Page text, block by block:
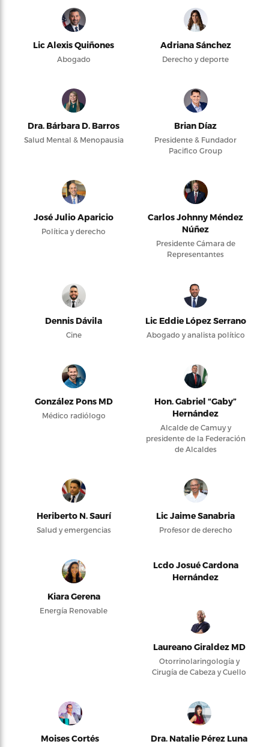
Lic Alexis Quiñones
Abogado
Adriana Sánchez
Derecho y deporte
Dra. Bárbara D. Barros
Salud Mental & Menopausia
Brian Díaz
Presidente & Fundador
Pacifico Group
José Julio Aparicio
Política y derecho
Carlos Johnny Méndez
Núñez
Presidente Cámara de
Representantes
Dennis Dávila
Cine
Lic Eddie López Serrano
Abogado y analista político
González Pons MD
Médico radiólogo
Hon. Gabriel “Gaby”
Hernández
Alcalde de Camuy y
presidente de la Federación
de Alcaldes
Heriberto N. Saurí
Salud y emergencias
Lic Jaime Sanabria
Profesor de derecho
Kiara Gerena
Energía Renovable
Lcdo Josué Cardona
Hernández
Laureano Giraldez MD
Otorrinolaringología y
Cirugía de Cabeza y Cuello
Moises Cortés Dra. Natalie Pérez Luna